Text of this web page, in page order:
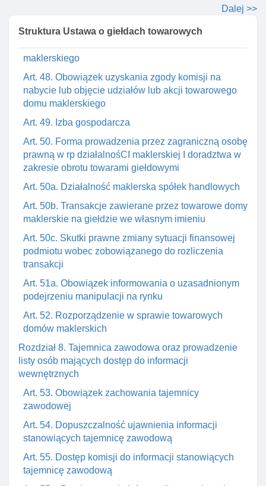
Dalej >>
Struktura Ustawa o giełdach towarowych
dokumentów spółki po zaprzestaniu działalnośCI
maklerskiej
maklerskiego
Art. 48. Obowiązek uzyskania zgody komisji na
nabycie lub objęcie udziałów lub akcji towarowego
domu maklerskiego
Art. 49. Izba gospodarcza
Art. 50. Forma prowadzenia przez zagraniczną osobę
prawną w rp działalnośCI maklerskiej I doradztwa w
zakresie obrotu towarami giełdowymi
Art. 50a. Działalność maklerska spółek handlowych
Art. 50b. Transakcje zawierane przez towarowe domy
maklerskie na giełdzie we własnym imieniu
Art. 50c. Skutki prawne zmiany sytuacji finansowej
podmiotu wobec zobowiązanego do rozliczenia
transakcji
Art. 51a. Obowiązek informowania o uzasadnionym
podejrzeniu manipulacji na rynku
Art. 52. Rozporządzenie w sprawie towarowych
domów maklerskich
Rozdział 8. Tajemnica zawodowa oraz prowadzenie
listy osób mających dostęp do informacji
wewnętrznych
Art. 53. Obowiązek zachowania tajemnicy
zawodowej
Art. 54. Dopuszczalność ujawnienia informacji
stanowiących tajemnicę zawodową
Art. 55. Dostęp komisji do informacji stanowiących
tajemnicę zawodową